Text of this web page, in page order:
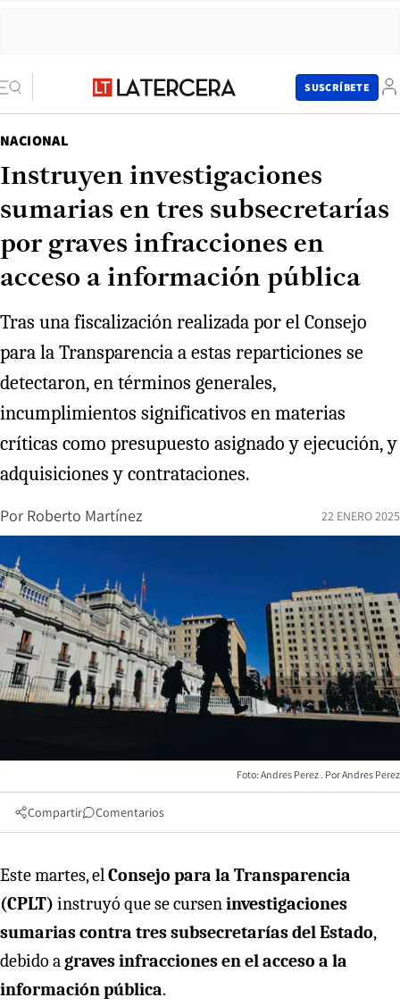
SUSCRÍBETE
NACIONAL
Instruyen investigaciones
sumarias en tres subsecretarías
por graves infracciones en
acceso a información pública
Tras una fiscalización realizada por el Consejo
para la Transparencia a estas reparticiones se
detectaron, en términos generales,
incumplimientos significativos en materias
críticas como presupuesto asignado y ejecución, y
adquisiciones y contrataciones.
Por Roberto Martínez 22 ENERO 2025
Foto: Andres Perez Andres Perez
Compartir Comentarios
Este martes, elConsejo para la Transparencia
(CPLT) instruyó que se curseninvestigaciones
sumarias contra tres subsecretarías del Estado,
debido agraves infracciones en el acceso a la
información pública.